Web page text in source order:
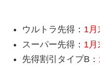
ウルトラ先得： 1月
スーパー先得： 1月
先得割引タイプB：